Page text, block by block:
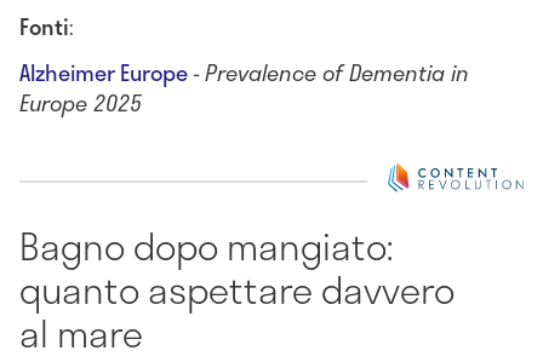
Fonti:
Alzheimer Europe-Prevalence of Dementia in
Europe 2025
Bagno dopo mangiato:
quanto aspettare davvero
al mare